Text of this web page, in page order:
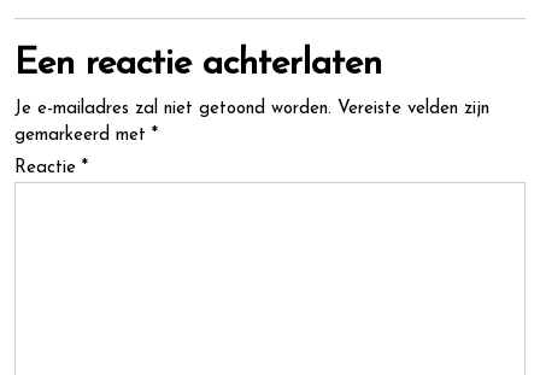
Een reactie achterlaten
Je e-mailadres zal niet getoond worden. Vereiste velden zijn
gemarkeerd met *
Reactie *